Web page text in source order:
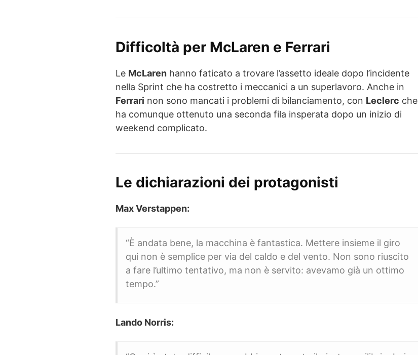
Difficoltà per McLaren e Ferrari
Le McLaren hanno faticato a trovare l’assetto ideale dopo l’incidente
nella Sprint che ha costretto i meccanici a un superlavoro. Anche in
Ferrari non sono mancati i problemi di bilanciamento, con Leclerc che
ha comunque ottenuto una seconda fila insperata dopo un inizio di
weekend complicato.
Le dichiarazioni dei protagonisti
Max Verstappen:
“È andata bene, la macchina è fantastica. Mettere insieme il giro
qui non è semplice per via del caldo e del vento. Non sono riuscito
a fare l’ultimo tentativo, ma non è servito: avevamo già un ottimo
tempo.”
Lando Norris: